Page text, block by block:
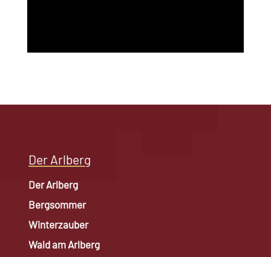
Der Arlberg
Der Arlberg
Bergsommer
Winterzauber
Wald am Arlberg